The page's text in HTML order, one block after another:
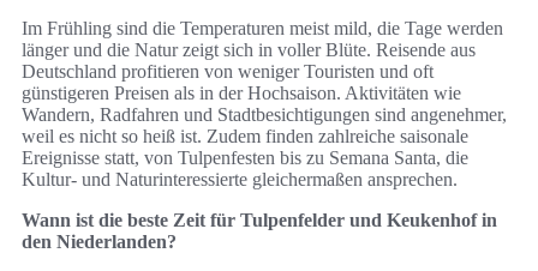
Im Frühling sind die Temperaturen meist mild, die Tage werden
länger und die Natur zeigt sich in voller Blüte. Reisende aus
Deutschland profitieren von weniger Touristen und oft
günstigeren Preisen als in der Hochsaison. Aktivitäten wie
Wandern, Radfahren und Stadtbesichtigungen sind angenehmer,
weil es nicht so heiß ist. Zudem finden zahlreiche saisonale
Ereignisse statt, von Tulpenfesten bis zu Semana Santa, die
Kultur- und Naturinteressierte gleichermaßen ansprechen.
Wann ist die beste Zeit für Tulpenfelder und Keukenhof in
den Niederlanden?